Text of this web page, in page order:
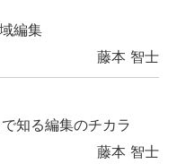
編集
藤本 智士
知る編集のチカラ
藤本 智士